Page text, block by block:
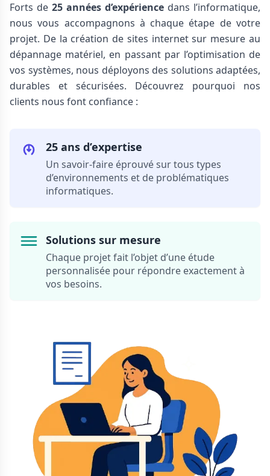
Forts de 25 années d’expérience dans l’informatique,
nous vous accompagnons à chaque étape de votre
projet. De la création de sites internet sur mesure au
dépannage matériel, en passant par l’optimisation de
vos systèmes, nous déployons des solutions adaptées,
durables et sécurisées. Découvrez pourquoi nos
clients nous font confiance :
25 ans d’expertise
Un savoir-faire éprouvé sur tous types
d’environnements et de problématiques
informatiques.
Solutions sur mesure
Chaque projet fait l’objet d’une étude
personnalisée pour répondre exactement à
vos besoins.